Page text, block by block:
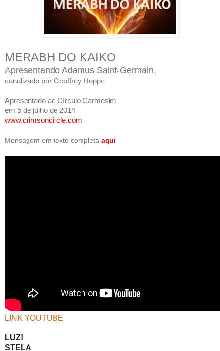
MERABH DO KAIKO
Apresentando Adamus Saint-Germain,
canalizado por Geoffrey Hoppe
Apresentado ao Círculo Carmesim
em 5 de julho de 2014
www.crimsoncircle.com
Mensagem em texto completa aqui
LINK YOUTUBE
LUZ!
STELA